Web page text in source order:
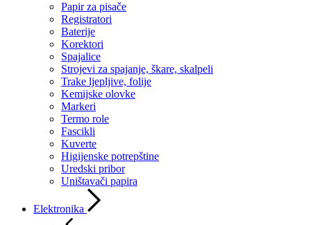
Papir za pisače
Registratori
Baterije
Korektori
Spajalice
Strojevi za spajanje, škare, skalpeli
Trake ljepljive, folije
Kemijske olovke
Markeri
Termo role
Fascikli
Kuverte
Higijenske potrepštine
Uredski pribor
Uništavači papira
Elektronika